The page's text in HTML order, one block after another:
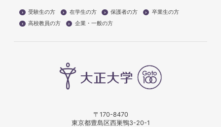
受験生の方 在学生の方 保護者の方
卒業生の方
高校教員の方
企業・一般の方
〒170-8470
東京都豊島区西巣鴨3-20-1